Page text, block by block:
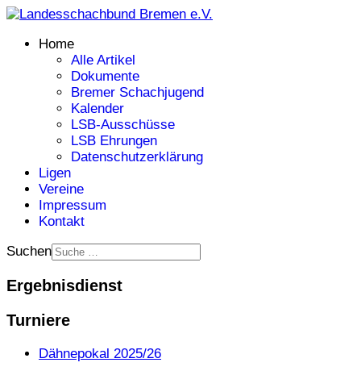
Home
Alle Artikel
Dokumente
Bremer Schachjugend
Kalender
LSB-Ausschüsse
LSB Ehrungen
Datenschutzerklärung
Ligen
Vereine
Impressum
Kontakt
Suchen
Ergebnisdienst
Turniere
Dähnepokal 2025/26